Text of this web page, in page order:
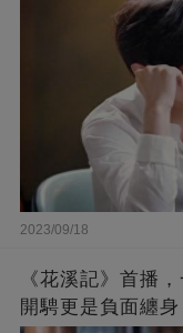
2023/09/18
《花溪記》首播
開騁更是負面纏身